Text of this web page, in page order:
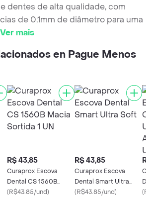
dentes de alta qualidade, com
de 0,1mm de diâmetro para uma
Ver mais
en Pague Menos
R$ 43,85
Curaprox Escova
Dental CS 1560B
Macia Sortida 1 UN
(R$43.85/und)
R$ 43,85
Curaprox Escova
Dental Smart Ultra
Soft
(R$43.85/und)
R$
(